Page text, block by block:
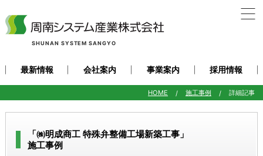
SHUNAN SYSTEM SANGYO
最新情報 会社案内 事業案内 採用情報
HOME 施工事例 詳細記事
「㈱明成商工 特殊弁整備工場新築工事」
施工事例